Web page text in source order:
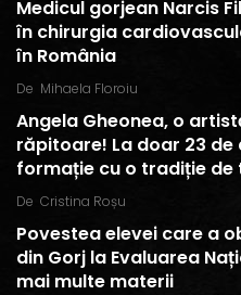
Medicul gorjean Narcis
în chirurgia
în România
De Mihaela Floroiu
Angela Gheonea, o
răpitoare! La doar 23
formație cu o tradiție de
De Cristina Roșu
Povestea elevei care a
din Gorj la Evaluarea
mai multe materii